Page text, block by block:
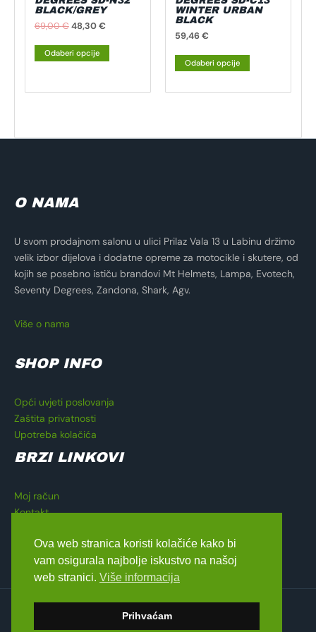
BLACK/GREY
69,00€ 48,30€
Odaberi opcije
WINTER URBAN
BLACK
59,46€
Odaberi opcije
stranici
O NAMA
U svom prodajnom salonu u ulici Prilaz Vala 13 u Labinu držimo
velik izbor dijelova i dodatne opreme za motocikle i skutere, od
kojih se posebno ističu brandovi Mt Helmets, Lampa, Evotech,
Seventy Degrees, Zandona, Shark, Agv.
Više o nama
SHOP INFO
Opći uvjeti poslovanja
Zaštita privatnosti
Upotreba kolačića
BRZI LINKOVI
Moj račun
Kontakt
Blagajna
Copyright © 2026 Lavado Moto Shop
Ova web stranica koristi kolačiće kako bi
vam osigurala najbolje iskustvo na našoj
web stranici. Više informacija
Prihvaćam